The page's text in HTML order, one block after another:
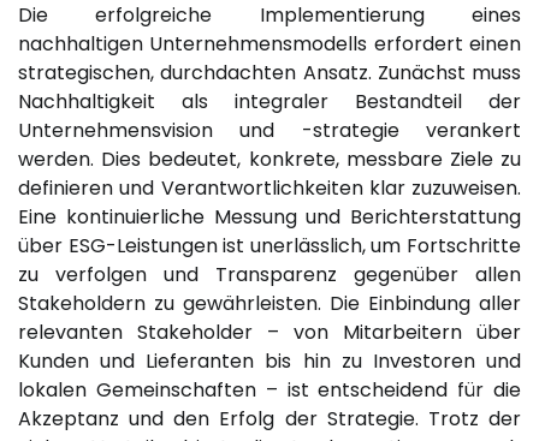
Die erfolgreiche Implementierung eines
nachhaltigen Unternehmensmodells erfordert einen
strategischen, durchdachten Ansatz. Zunächst muss
Nachhaltigkeit als integraler Bestandteil der
Unternehmensvision und -strategie verankert
werden. Dies bedeutet, konkrete, messbare Ziele zu
definieren und Verantwortlichkeiten klar zuzuweisen.
Eine kontinuierliche Messung und Berichterstattung
über ESG-Leistungen ist unerlässlich, um Fortschritte
zu verfolgen und Transparenz gegenüber allen
Stakeholdern zu gewährleisten. Die Einbindung aller
relevanten Stakeholder – von Mitarbeitern über
Kunden und Lieferanten bis hin zu Investoren und
lokalen Gemeinschaften – ist entscheidend für die
Akzeptanz und den Erfolg der Strategie. Trotz der